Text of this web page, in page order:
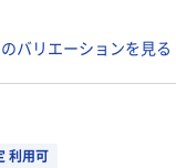
バリエーションを見る
利用可